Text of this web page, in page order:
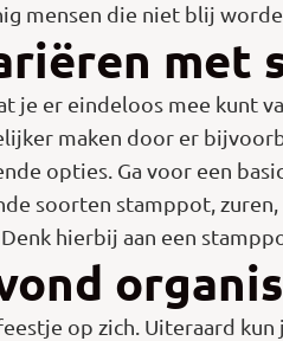
mensen die niet blij
met
je er eindeloos mee kunt
maken door er
opties. Ga voor een
soorten stamppot,
hierbij aan een
op zich. Uiteraard